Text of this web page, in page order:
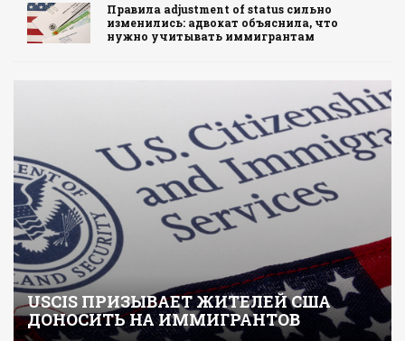
Правила adjustment of status сильно
изменились: адвокат объяснила, что
нужно учитывать иммигрантам
USCIS ПРИЗЫВАЕТ ЖИТЕЛЕЙ США
ДОНОСИТЬ НА ИММИГРАНТОВ